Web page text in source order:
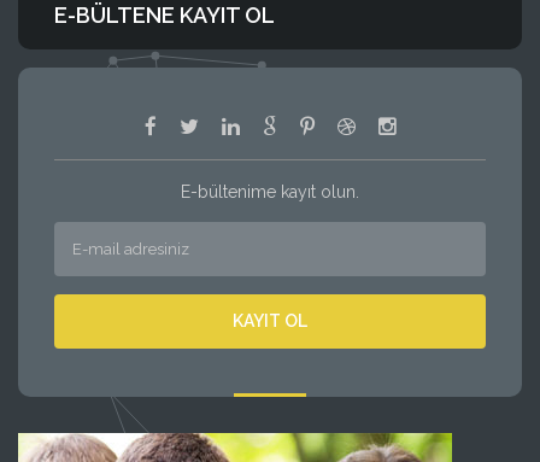
E-BÜLTENE KAYIT OL
E-bültenime kayıt olun.